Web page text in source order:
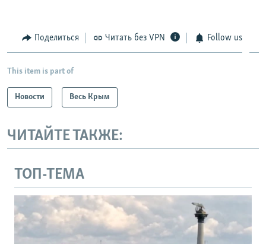
Поделиться Читать без VPN Follow us
This item is part of
Новости Весь Крым
ЧИТАЙТЕ ТАКЖЕ:
ТОП-ТЕМА